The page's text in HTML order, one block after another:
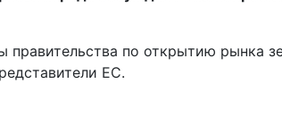
правительства по открытию рынка
ЕС.